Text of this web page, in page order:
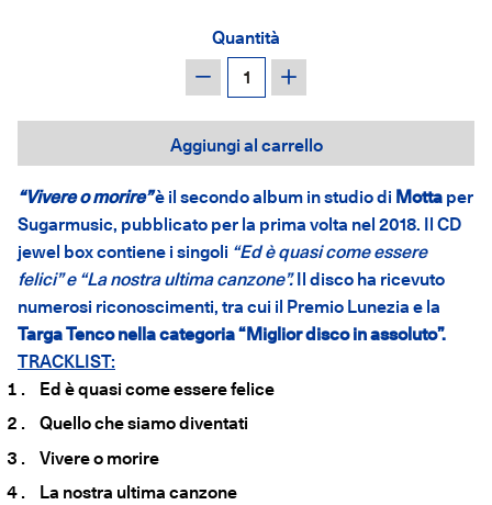
Quantità
Aggiungi al carrello
“Vivere omorire”è il secondo album in studio di Motta per
Sugarmusic, pubblicato per la prima volta nel 2018. Il CD
jewel box contiene i singoli “Ed è quasi come essere
felici”e “La nostra ultima canzone”.Il disco ha ricevuto
numerosi riconoscimenti, tra cui il Premio Lunezia e la
Targa Tenconella categoria “Miglior disco in assoluto”.
TRACKLIST:
Ed è quasi come essere felice
Quello che siamo diventati
Vivere o morire
La nostra ultima canzone